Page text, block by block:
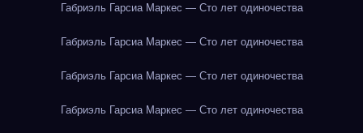
Габриэль Гарсиа Маркес — Сто лет одиночества
Габриэль Гарсиа Маркес — Сто лет одиночества
Габриэль Гарсиа Маркес — Сто лет одиночества
Габриэль Гарсиа Маркес — Сто лет одиночества